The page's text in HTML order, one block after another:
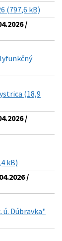
(797,6 kB)
/
(18,9
/
kB)
/
Dúbravka"